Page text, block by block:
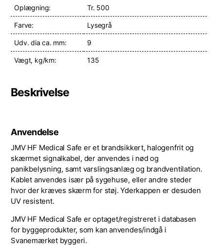
Oplægning: Tr. 500
Farve: Lysegrå
Udv. dia ca. mm: 9
Vægt, kg/km: 135
Beskrivelse
Anvendelse
JMV HF Medical Safe er et brandsikkert, halogenfrit og
skærmet signalkabel, der anvendes i nød og
panikbelysning, samt varslingsanlæg og brandventilation.
Kablet anvendes især på sygehuse, eller andre steder
hvor der kræves skærm for støj. Yderkappen er desuden
UV resistent.
JMV HF Medical Safe er optaget/registreret i databasen
for byggeprodukter, som kan anvendes/indgå i
Svanemærket byggeri.